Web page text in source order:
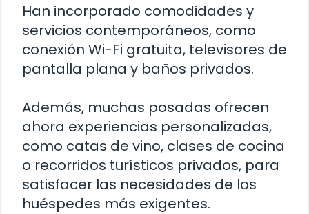
Han incorporado comodidades y
servicios contemporáneos, como
conexión Wi-Fi gratuita, televisores de
pantalla plana y baños privados.
Además, muchas posadas ofrecen
ahora experiencias personalizadas,
como catas de vino, clases de cocina
o recorridos turísticos privados, para
satisfacer las necesidades de los
huéspedes más exigentes.